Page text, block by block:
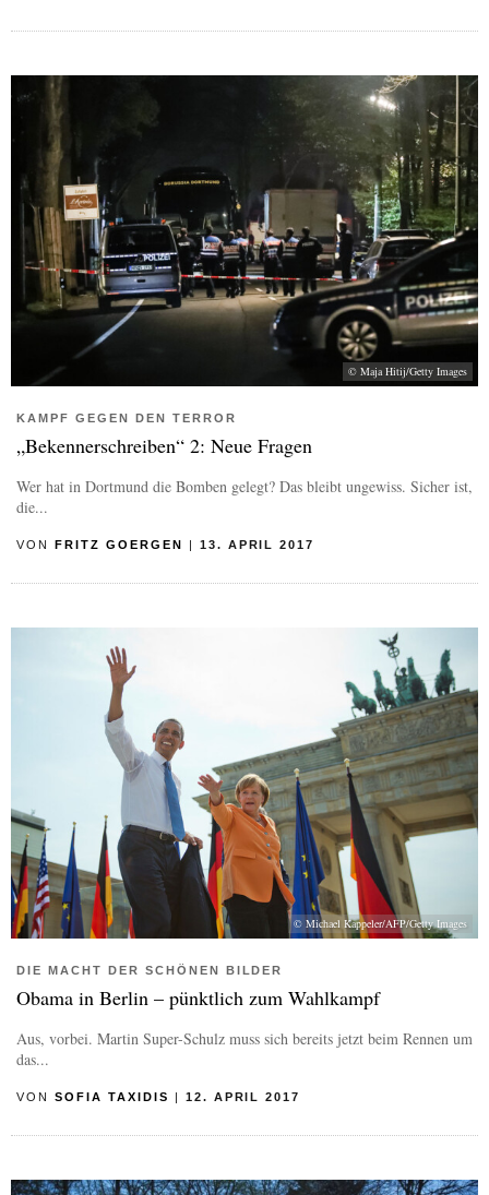
© Maja Hitij/Getty Images
KAMPF GEGEN DEN TERROR
„Bekennerschreiben“ 2: Neue Fragen
Wer hat in Dortmund die Bomben gelegt? Das bleibt ungewiss. Sicher ist,
die...
VON FRITZ GOERGEN | 13. APRIL 2017
© Michael Kappeler/AFP/Getty Images
DIE MACHT DER SCHÖNEN BILDER
Obama in Berlin – pünktlich zum Wahlkampf
Aus, vorbei. Martin Super-Schulz muss sich bereits jetzt beim Rennen um
das...
VON SOFIA TAXIDIS 12. APRIL 2017